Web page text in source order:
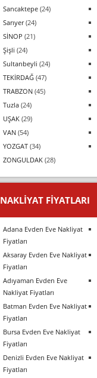
Sancaktepe (24)
Sarıyer(24)
SİNOP (21)
Şişli (24)
Sultanbeyli (24)
TEKİRDAĞ (47)
TRABZON (45)
Tuzla (24)
UŞAK (29)
VAN (54)
YOZGAT (34)
ZONGULDAK (28)
NAKLIYAT FIYATLARI
Adana Evden Eve Nakliyat
Fiyatları
Aksaray Evden Eve Nakliyat
Fiyatları
Adıyaman Evden Eve
Nakliyat Fiyatları
Batman Evden Eve Nakliyat
Fiyatları
Bursa Evden Eve Nakliyat
Fiyatları
Denizli Evden Eve Nakliyat
Fiyatları